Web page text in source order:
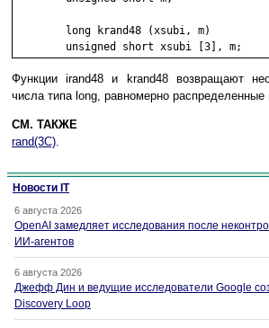
Функции irand48 и krand48 возвращают
числа типа long, равномерно распределенные
СМ. ТАКЖЕ
rand(3C).
Новости IT
6 августа 2026
OpenAI замедляет исследования после
ИИ-агентов
6 августа 2026
Джефф Дин и ведущие исследователи Google
Discovery Loop